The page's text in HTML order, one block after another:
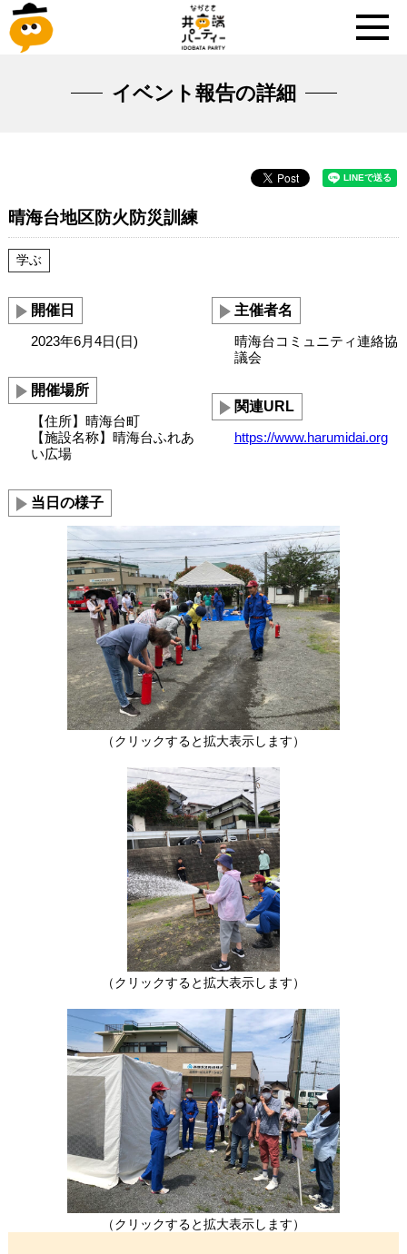
イベント報告の詳細
晴海台地区防火防災訓練
学ぶ
開催日
2023年6月4日(日)
開催場所
【住所】晴海台町
【施設名称】晴海台ふれあ
い広場
主催者名
晴海台コミュニティ連絡協
議会
関連URL
https://www.harumidai.org
当日の様子
（クリックすると拡大表示します）
（クリックすると拡大表示します）
（クリックすると拡大表示します）